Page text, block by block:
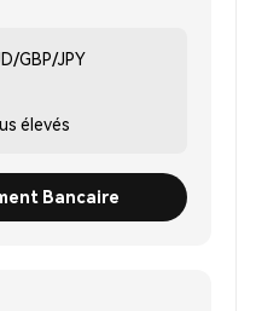
GBP/JPY
élevés
Bancaire